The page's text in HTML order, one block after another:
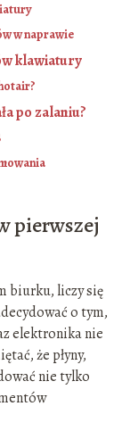
w naprawie
klawiatury
po zalaniu?
pierwszej
biurku, liczy się
o tym,
elektronika nie
że płyny,
nie tylko